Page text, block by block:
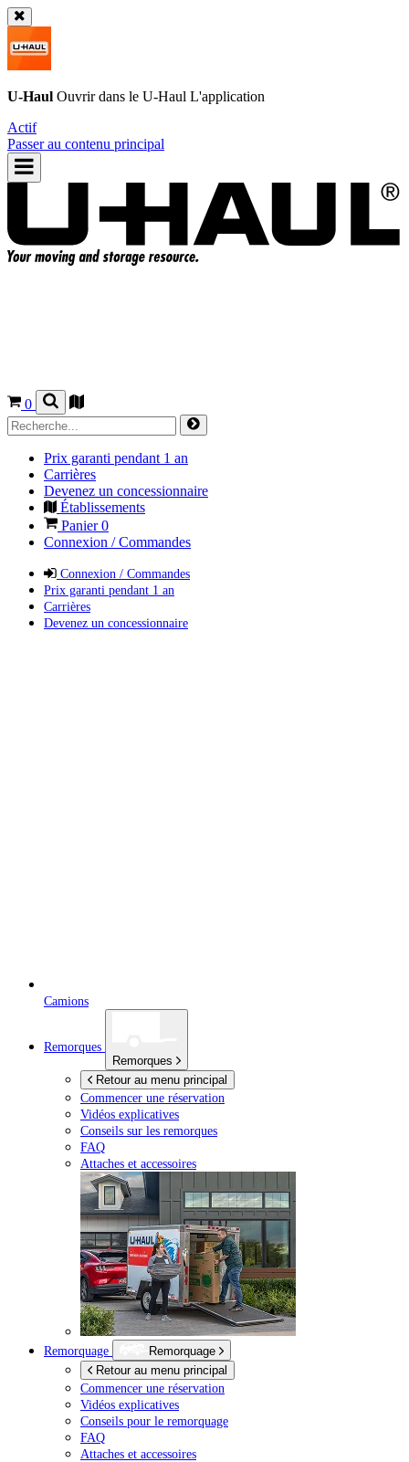
U-Haul Ouvrir dans le U-Haul L'application
Actif
Passer au contenu principal
0
Prix garanti pendant 1 an
Carrières
Devenez un concessionnaire
Établissements
Panier0
Connexion / Commandes
Connexion / Commandes
Prix garanti pendant 1 an
Carrières
Devenez un concessionnaire
Camions
Remorques
Remorques
Retour au menu principal
Commencer une réservation
Vidéos explicatives
Conseils sur les remorques
FAQ
Attaches et accessoires
Remorquage
Remorquage
Retour au menu principal
Commencer une réservation
Vidéos explicatives
Conseils pour le remorquage
FAQ
Attaches et accessoires